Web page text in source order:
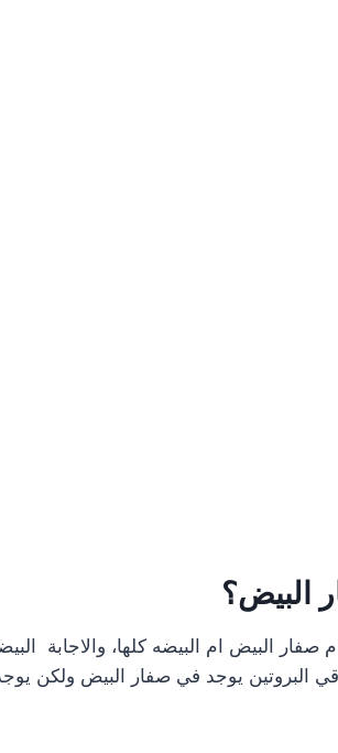
البيض؟
صفار البيض ام البيضه كلها، والاجابة
البروتين يوجد في صفار البيض ولكن